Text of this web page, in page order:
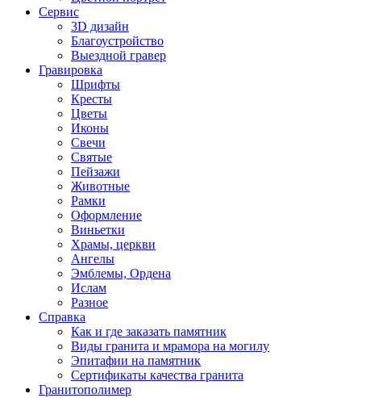
Сервис
3D дизайн
Благоустройство
Выездной гравер
Гравировка
Шрифты
Кресты
Цветы
Иконы
Свечи
Святые
Пейзажи
Животные
Рамки
Оформление
Виньетки
Храмы, церкви
Ангелы
Эмблемы, Ордена
Ислам
Разное
Справка
Как и где заказать памятник
Виды гранита и мрамора на могилу
Эпитафии на памятник
Сертификаты качества гранита
Гранитополимер